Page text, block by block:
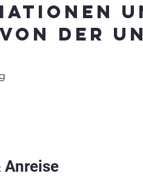
von der
Anreise